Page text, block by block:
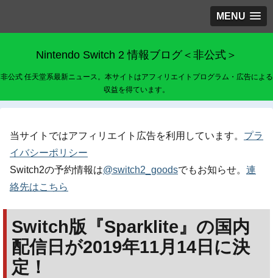
MENU
Nintendo Switch 2 情報ブログ＜非公式＞
非公式 任天堂系最新ニュース。本サイトはアフィリエイトプログラム・広告による
収益を得ています。
当サイトではアフィリエイト広告を利用しています。 プラ
イバシーポリシー
Switch2の予約情報は@switch2_goodsでもお知らせ。 連
絡先はこちら
Switch版『Sparklite』の国内
配信日が2019年11月14日に決
定！